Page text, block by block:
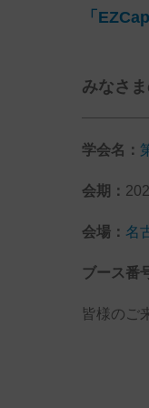
「EZCap
みなさ
学会名：
会期：
会場： 名
ブース番
皆様のご